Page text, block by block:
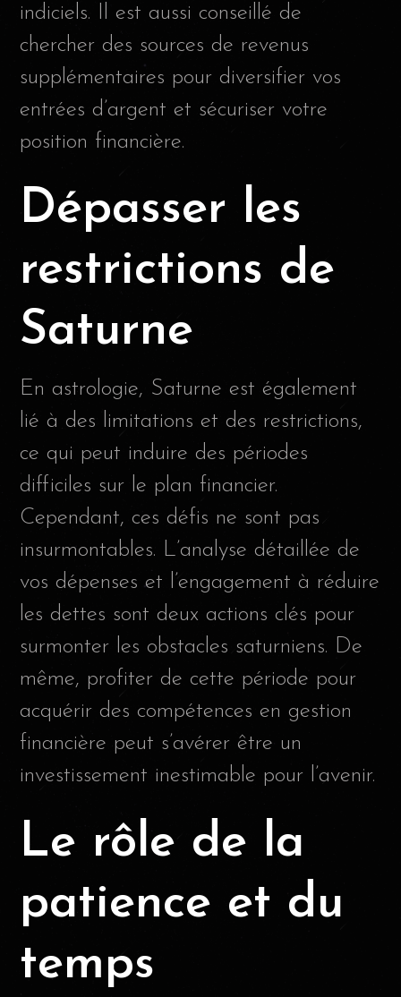
indiciels. Il est aussi conseillé de
chercher des sources de revenus
supplémentaires pour diversifier vos
entrées d’argent et sécuriser votre
position financière.
Dépasser les
restrictions de
Saturne
En astrologie, Saturne est également
lié à des limitations et des restrictions,
ce qui peut induire des périodes
difficiles sur le plan financier.
Cependant, ces défis ne sont pas
insurmontables. L’analyse détaillée de
vos dépenses et l’engagement à réduire
les dettes sont deux actions clés pour
surmonter les obstacles saturniens. De
même, profiter de cette période pour
acquérir des compétences en gestion
financière peut s’avérer être un
investissement inestimable pour l’avenir.
Le rôle de la
patience et du
temps